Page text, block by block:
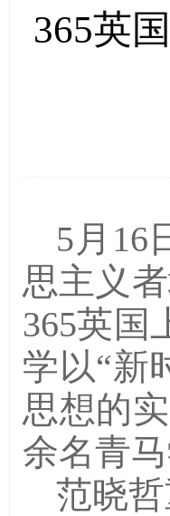
365英
5月16
思主义
365英国
学以“新
思想的
余名青马
范晓